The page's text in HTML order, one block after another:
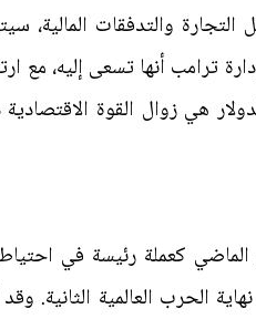
والتدفقات المالية،
ترامب أنها تسعى إليه، مع
هي زوال القوة الاقتصادية
كعملة رئيسة في
الحرب العالمية الثانية.